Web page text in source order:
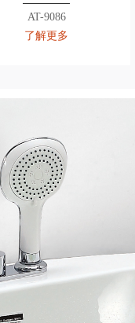
AT-9086
了解更多